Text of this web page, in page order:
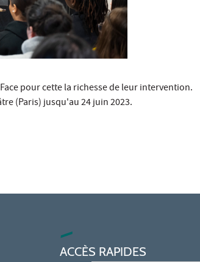
pour cette la richesse de leur intervention.
(Paris) jusqu'au 24 juin 2023.
ACCÈS RAPIDES